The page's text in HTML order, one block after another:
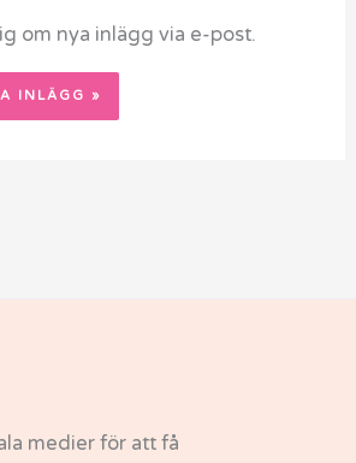
om nya inlägg via e-post.
medier för att få